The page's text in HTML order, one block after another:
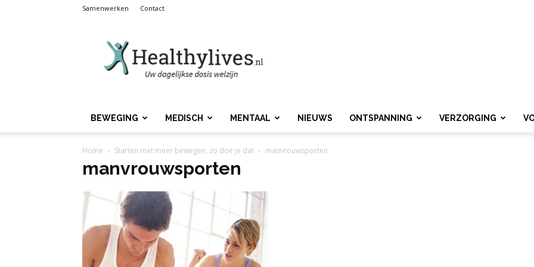
Samenwerken Contact
BEWEGING MEDISCH MENTAAL NIEUWS ONTSPANNING VERZORGING
Home Starten met meer bewegen, zo doe je dat manvrouwsporten
manvrouwsporten